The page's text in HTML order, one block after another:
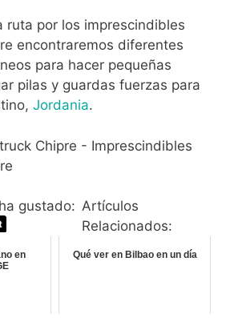
ruta por los imprescindibles
encontraremos diferentes
para hacer pequeñas
pilas y guardas fuerzas para
Jordania.
gustado: Artículos
Relacionados:
en
Qué ver en Bilbao en un día